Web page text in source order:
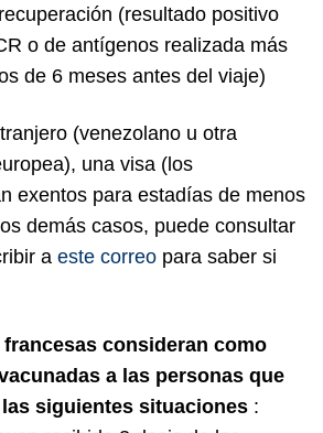
(resultado positivo
o de antígenos realizada más
de 6 meses antes del viaje)
(venezolano u otra
una visa (los
exentos para estadías de menos
demás casos, puede consultar
a este correo para saber si
consideran como
a las personas que
siguientes situaciones :